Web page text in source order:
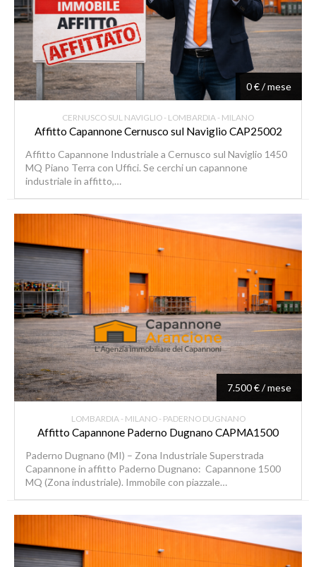
0 € / mese
CERNUSCO SUL NAVIGLIO - LOMBARDIA - MILANO
Affitto Capannone Cernusco sul Naviglio CAP25002
Affitto Capannone Industriale a Cernusco sul Naviglio 1450
MQ Piano Terra con Uffici. Se cerchi un capannone
industriale in affitto,…
7.500 € / mese
LOMBARDIA - MILANO - PADERNO DUGNANO
Affitto Capannone Paderno Dugnano CAPMA1500
Paderno Dugnano (MI) – Zona Industriale Superstrada
Capannone in affitto Paderno Dugnano: Capannone 1500
MQ (Zona industriale). Immobile con piazzale…